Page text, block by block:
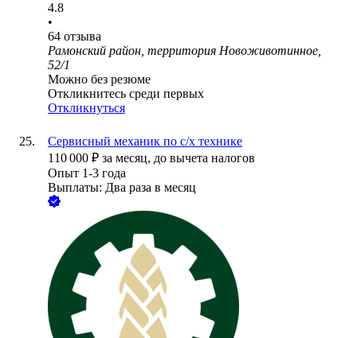
4.8
•
64 отзыва
Рамонский район, территория Новоживотинное,
52/1
Можно без резюме
Откликнитесь среди первых
Откликнуться
Сервисный механик по с/х технике
110 000 ₽ за месяц, до вычета налогов
Опыт 1-3 года
Выплаты: Два раза в месяц